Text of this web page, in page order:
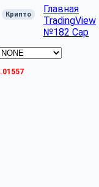
Крипто
Главная
TradingView
№182 Cap